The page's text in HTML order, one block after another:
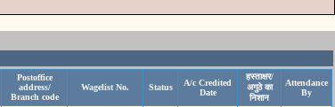
Postoffice
address/
Branch code
Wagelist No. Status
A/c Credited
Date
हस्ताक्षर/
अगुठे का
निशान
Attendance
By